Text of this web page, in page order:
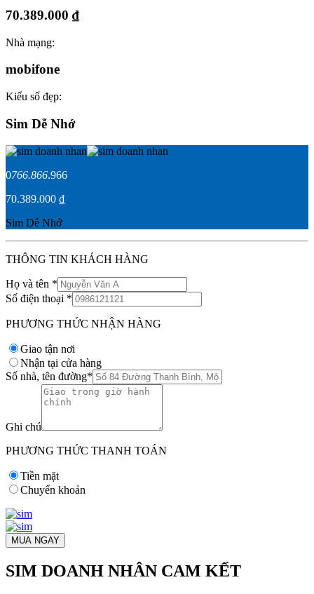
70.389.000 ₫
Nhà mạng:
mobifone
Kiểu số đẹp:
Sim Dễ Nhớ
0766.866.966
70.389.000 ₫
Sim Dễ Nhớ
THÔNG TIN KHÁCH HÀNG
Họ và tên *
Số điện thoại *
PHƯƠNG THỨC NHẬN HÀNG
Giao tận nơi
Nhận tại cửa hàng
Số nhà, tên đường*
Ghi chú
PHƯƠNG THỨC THANH TOÁN
Tiền mặt
Chuyển khoản
MUA NGAY
SIM DOANH NHÂN CAM KẾT